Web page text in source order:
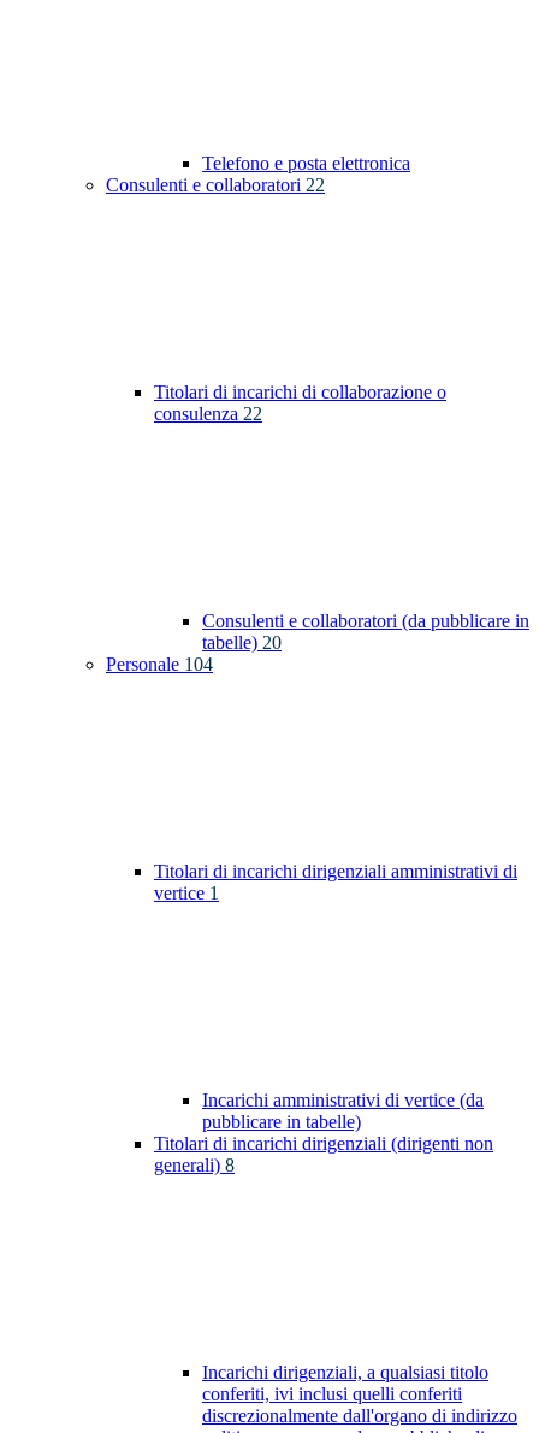
Telefono e posta elettronica
Consulenti e collaboratori 22
Titolari di incarichi di collaborazione o
consulenza 22
Consulenti e collaboratori (da pubblicare in
tabelle) 20
Personale 104
Titolari di incarichi dirigenziali amministrativi di
vertice 1
Incarichi amministrativi di vertice (da
pubblicare in tabelle)
Titolari di incarichi dirigenziali (dirigenti non
generali) 8
Incarichi dirigenziali, a qualsiasi titolo
conferiti, ivi inclusi quelli conferiti
discrezionalmente dall'organo di indirizzo